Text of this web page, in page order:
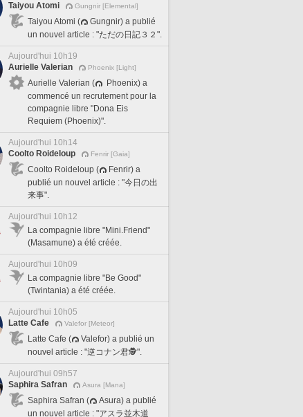
Taiyou Atomi
Gungnir [Elemental]
Taiyou Atomi (
Gungnir) a publié
un nouvel article : "ただの日記３２".
Aujourd'hui 10h19
Aurielle Valerian
Phoenix [Light]
Aurielle Valerian (
Phoenix) a
commencé un recrutement pour la
compagnie libre "Dona Eis
Requiem (Phoenix)".
Aujourd'hui 10h14
Coolto Roideloup
Fenrir [Gaia]
Coolto Roideloup (
Fenrir) a
publié un nouvel article : "今日の出
来事".
Aujourd'hui 10h12
La compagnie libre "Mini.Friend"
(Masamune) a été créée.
Aujourd'hui 10h09
La compagnie libre "Be Good"
(Twintania) a été créée.
Aujourd'hui 10h05
Latte Cafe
Valefor [Meteor]
Latte Cafe (
Valefor) a publié un
nouvel article : "逆コナン君🕵️".
Aujourd'hui 09h57
Saphira Safran
Asura [Mana]
Saphira Safran (
Asura) a publié
un nouvel article : "アスラ並木道